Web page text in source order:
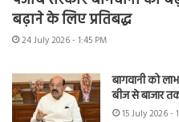
बढ़ाने के लिए प्रतिबद्ध
24 July 2026 - 1:45 PM
बागवानी को
बीज से बाजार
15 July 2026 -